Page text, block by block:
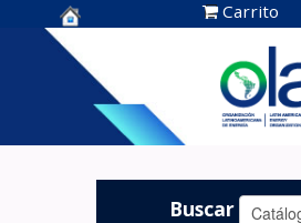
Centro de
Documentación
OLADE -
Carrito
Buscar